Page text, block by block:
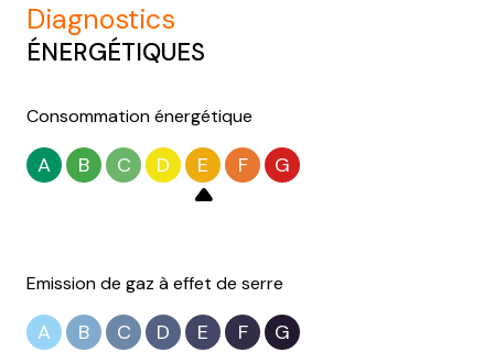
diagnostics
ÉNERGÉTIQUES
Consommation énergétique
A B C D E F G
Emission de gaz à effet de serre
A B C D E F G